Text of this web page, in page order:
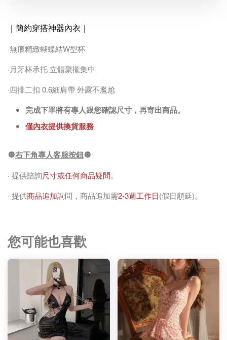
｜簡約穿搭神器內衣 ｜
·無痕精緻蝴蝶結W型杯
·月牙杯承托 立體聚攏集中
·四排二扣 0.6細肩帶 外露不尷尬
完成下單將有專人跟您確認尺寸，再寄出商品。
僅內衣提供換貨服務
🔘右下角專人客服按鈕🔘
· 提供諮詢尺寸或任何商品疑問。
· 提供商品追加詢問，商品追加需2-3週工作日(假日順延)。
您可能也喜歡